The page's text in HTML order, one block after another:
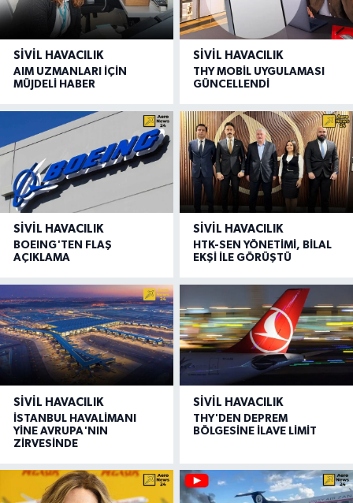
SIVIL HAVACILIK
AIM UZMANLARI İÇİN
MÜJDELİ HABER
SIVIL HAVACILIK
THY MOBİL UYGULAMASI
GÜNCELLENDİ
SIVIL HAVACILIK
BOEING'TEN FLAŞ
AÇIKLAMA
SIVIL HAVACILIK
HTK-SEN YÖNETİMİ, BİLAL
EKŞİ İLE GÖRÜŞTÜ
SIVIL HAVACILIK
İSTANBUL HAVALİMANI
YİNE AVRUPA'NIN
ZİRVESİNDE
SIVIL HAVACILIK
THY'DEN DEPREM
BÖLGESİNE İLAVE LİMİT